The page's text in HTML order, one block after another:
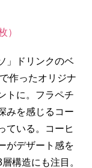
）
」ドリンクのベ
作ったオリジナ
トに。フラペチ
みを感じるコー
ている。コーヒ
がデザート感を
構造にも注目。